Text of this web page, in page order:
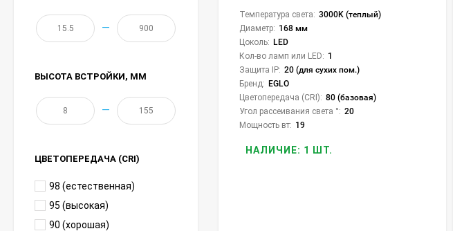
Температура света: 3000K (теплый)
Диаметр: 168 мм
Цоколь: LED
Кол-во ламп или LED: 1
Защита IP: 20 (для сухих пом.)
Бренд: EGLO
Цветопередача (CRI): 80 (базовая)
Угол рассеивания света °: 20
Мощность вт: 19
НАЛИЧИЕ: 1 ШТ.
—
ВЫСОТА ВСТРОЙКИ, ММ
—
ЦВЕТОПЕРЕДАЧА (CRI)
98 (естественная)
95 (высокая)
90 (хорошая)